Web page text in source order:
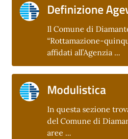
Definizione
Il Comune di
“Rottamazione-
affidati all’Agenzia ...
Modulistica
In questa sezione
del Comune di
aree ...